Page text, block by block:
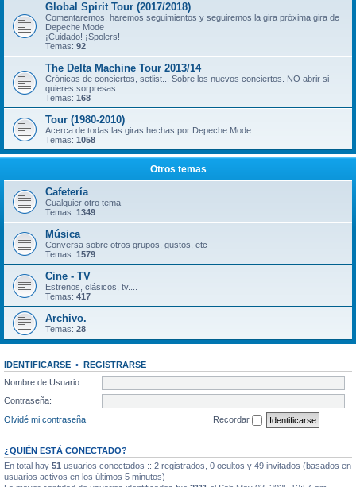
Global Spirit Tour (2017/2018)
Comentaremos, haremos seguimientos y seguiremos la gira próxima gira de
Depeche Mode
¡Cuidado! ¡Spolers!
Temas: 92
The Delta Machine Tour 2013/14
Crónicas de conciertos, setlist... Sobre los nuevos conciertos. NO abrir si
quieres sorpresas
Temas: 168
Tour (1980-2010)
Acerca de todas las giras hechas por Depeche Mode.
Temas: 1058
Otros temas
Cafetería
Cualquier otro tema
Temas: 1349
Música
Conversa sobre otros grupos, gustos, etc
Temas: 1579
Cine - TV
Estrenos, clásicos, tv....
Temas: 417
Archivo.
Temas: 28
IDENTIFICARSE • REGISTRARSE
Nombre de Usuario:
Contraseña:
Olvidé mi contraseña
Recordar
¿QUIÉN ESTÁ CONECTADO?
En total hay 51 usuarios conectados :: 2 registrados, 0 ocultos y 49 invitados (basados en
usuarios activos en los últimos 5 minutos)